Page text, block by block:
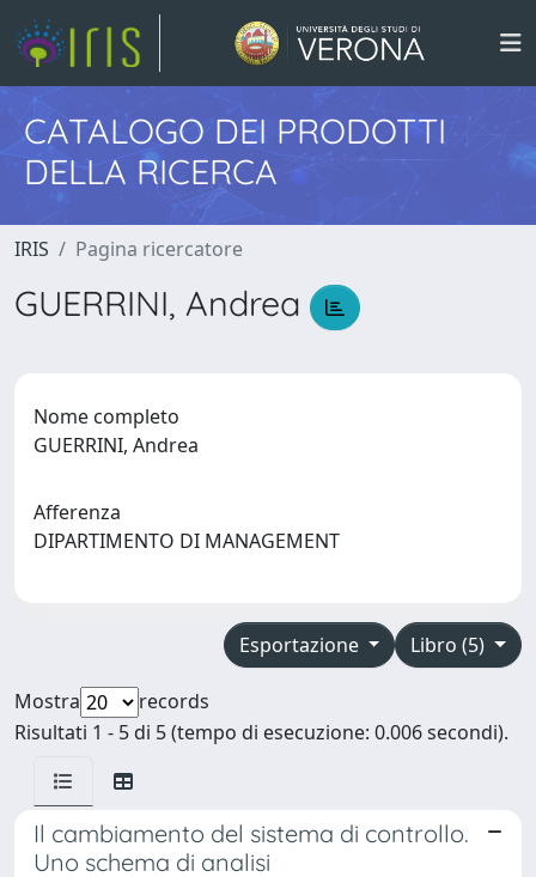
CATALOGO DEI PRODOTTI
DELLA RICERCA
IRIS Pagina ricercatore
GUERRINI, Andrea
Nome completo
GUERRINI, Andrea
Afferenza
DIPARTIMENTO DI MANAGEMENT
Libro (5)
Esportazione
Mostra
records
Risultati 1 - 5 di 5 (tempo di esecuzione: 0.006 secondi).
Il cambiamento del sistema di controllo.
Uno schema di analisi